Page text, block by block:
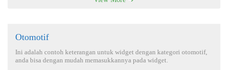
Otomotif
Ini adalah contoh keterangan untuk widget dengan kategori otomotif,
anda bisa dengan mudah memasukkannya pada widget.